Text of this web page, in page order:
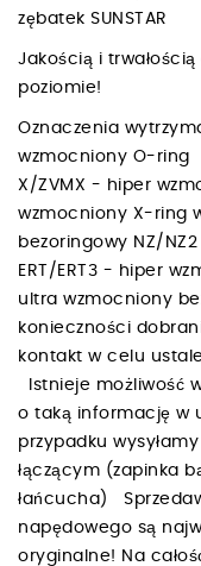
zębatek SUNSTAR
Jakością i
poziomie!
Oznaczenia
wzmocniony O-ring
X/ZVMX - hiper
wzmocniony X-ring
bezoringowy NZ/
ERT/ERT3 - hiper
ultra wzmocniony
konieczności
kontakt w celu
Istnieje możliwość
o taką informację w
przypadku
łączącym (zapinka
łańcucha)
napędowego są
oryginalne! Na